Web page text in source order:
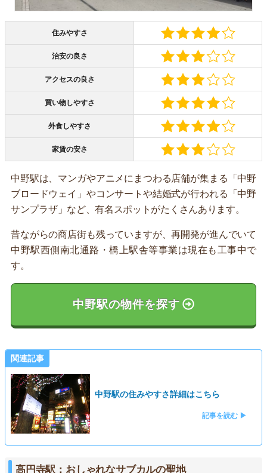
住みやすさ
治安の良さ
アクセスの良さ
買い物しやすさ
外食しやすさ
家賃の安さ
中野駅は、マンガやアニメにまつわる店舗が集まる「中野
ブロードウェイ」やコンサートや結婚式が行われる「中野
サンプラザ」など、有名スポットがたくさんあります。
昔ながらの商店街も残っていますが、再開発が進んでいて
中野駅西側南北通路・橋上駅舎等事業は現在も工事中で
す。
中野駅の物件を探す
関連記事
中野駅の住みやすさ詳細はこちら
記事を読む ▶
高円寺駅：おしゃれなサブカルの聖地